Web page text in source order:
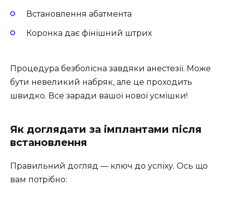
Встановлення абатмента
Коронка дає фінішний штрих
Процедура безболісна завдяки анестезії. Може
бути невеликий набряк, але це проходить
швидко. Все заради вашої нової усмішки!
Як доглядати за імплантами після
встановлення
Правильний догляд — ключ до успіху. Ось що
вам потрібно: